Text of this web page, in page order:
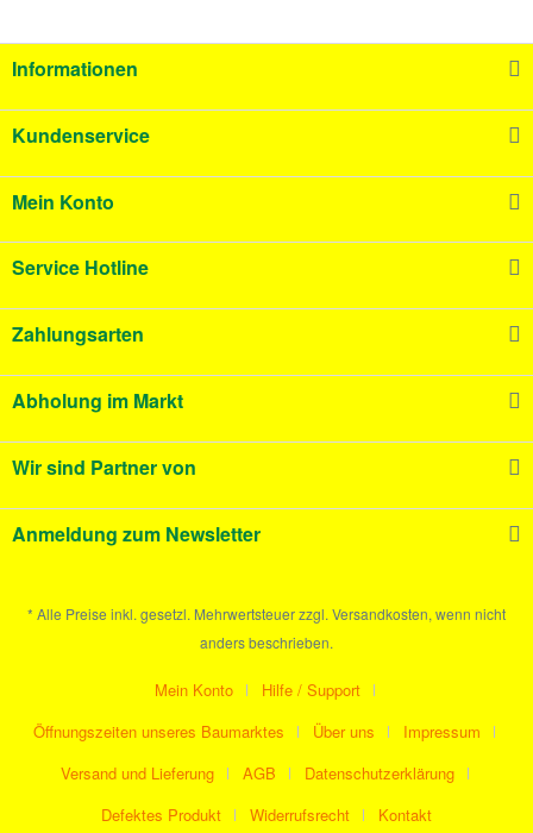
Informationen
Kundenservice
Mein Konto
Service Hotline
Zahlungsarten
Abholung im Markt
Wir sind Partner von
Anmeldung zum Newsletter
* Alle Preise inkl. gesetzl. Mehrwertsteuer zzgl. Versandkosten, wenn nicht
anders beschrieben.
Mein Konto
Hilfe / Support
Öffnungszeiten unseres Baumarktes
Über uns
Impressum
Versand und Lieferung
AGB
Datenschutzerklärung
Defektes Produkt
Widerrufsrecht Kontakt